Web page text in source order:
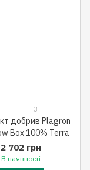
3
добрив Plagron
Box 100% Terra
2 702 грн
В наявності